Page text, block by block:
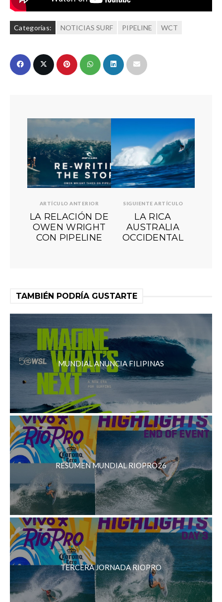
Categorías: NOTICIAS SURF PIPELINE WCT
ARTÍCULO ANTERIOR
LA RELACIÓN DE
OWEN WRIGHT
CON PIPELINE
SIGUIENTE ARTÍCULO
LA RICA
AUSTRALIA
OCCIDENTAL
TAMBIÉN PODRÍA GUSTARTE
MUNDIAL ANUNCIA FILIPINAS
RESUMEN MUNDIAL RIOPRO26
TERCERA JORNADA RIOPRO